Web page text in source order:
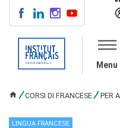
CENTRE
CORSI DI
Menu
CORSI DI FRANCESE PER
LINGUA FRANCESE